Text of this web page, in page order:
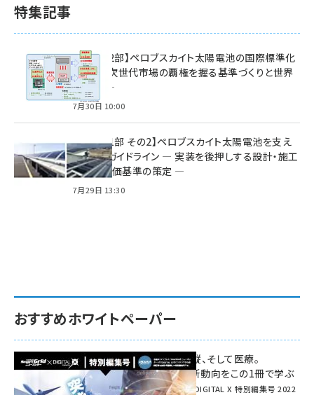
特集記事
特集【第2部】ペロブスカイト太陽電池の国際標準化
戦略 ― 次世代市場の覇権を握る基準づくりと世界
の動向 ―
7月30日 10:00
特集【第1部 その2】ペロブスカイト太陽電池を支え
る2つのガイドライン ― 実装を後押しする設計・施工
方針と評価基準の策定 ―
7月29日 13:30
おすすめホワイトペーパー
環境対策、建機の遠隔操縦、そして医療。
次世代通信規格「5G」最新動向をこの1冊で学ぶ
SmartGrid ニューズレター × DIGITAL X 特別編集号 2022